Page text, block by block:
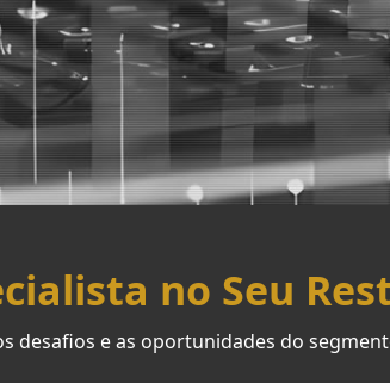
no Seu
desafios e as oportunidades do